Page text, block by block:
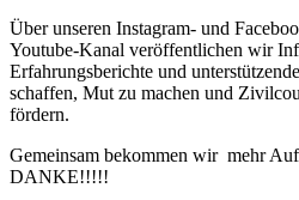
Über unseren Instagram- und
Youtube-Kanal veröffentlichen wir
Erfahrungsberichte und
schaffen, Mut zu machen und
fördern.
Gemeinsam bekommen wir mehr
DANKE!!!!!